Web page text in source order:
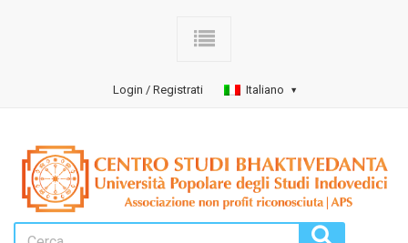
Login / Registrati Italiano